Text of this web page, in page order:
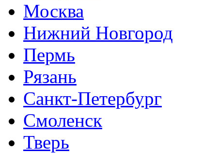
Москва
Нижний Новгород
Пермь
Рязань
Санкт-Петербург
Смоленск
Тверь